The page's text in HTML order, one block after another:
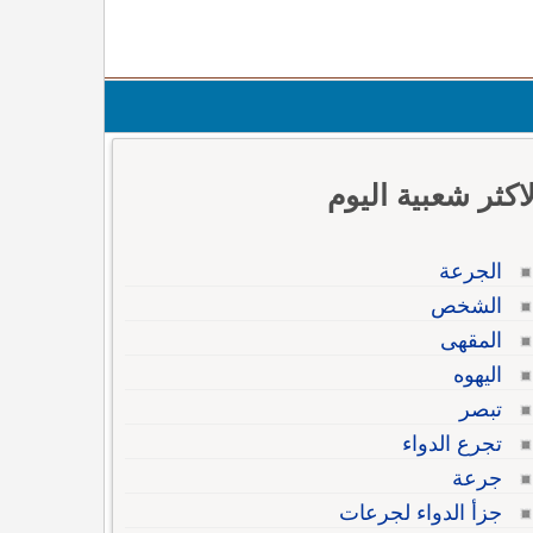
شعبية اليوم
الجرعة
الشخص
المقهى
اليهوه
تبصر
تجرع الدواء
جرعة
جزأ الدواء لجرعات